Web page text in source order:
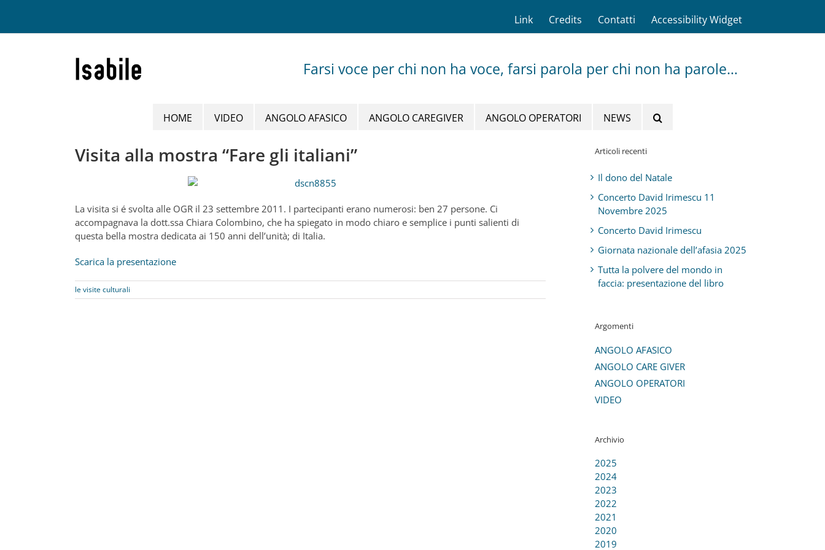
contenuto
Link Credits Contatti Accessibility Widget
Farsi voce per chi non ha voce, farsi parola per chi non ha parole…
HOME VIDEO ANGOLO AFASICO ANGOLO CAREGIVER ANGOLO OPERATORI NEWS
Visita alla mostra “Fare gli italiani”
La visita si é svolta alle OGR il 23 settembre 2011. I partecipanti erano numerosi: ben 27 persone. Ci
accompagnava la dott.ssa Chiara Colombino, che ha spiegato in modo chiaro e semplice i punti salienti di
questa bella mostra dedicata ai 150 anni dell’unità; di Italia.
Scarica la presentazione
le visite culturali
Articoli recenti
Il dono del Natale
Concerto David Irimescu 11
Novembre 2025
Concerto David Irimescu
Giornata nazionale dell’afasia 2025
Tutta la polvere del mondo in
faccia: presentazione del libro
Argomenti
ANGOLO AFASICO
ANGOLO CARE GIVER
ANGOLO OPERATORI
VIDEO
Archivio
2025
2024
2023
2022
2021
2020
2019